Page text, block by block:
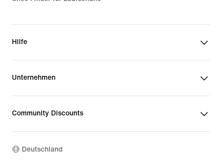
Hilfe
Unternehmen
Community Discounts
Deutschland